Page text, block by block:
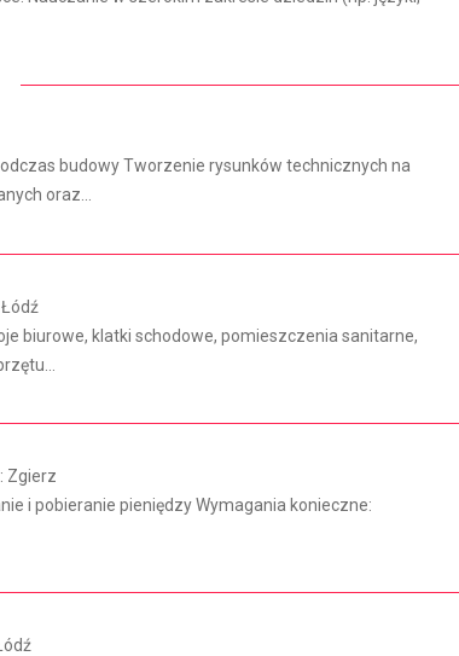
budowy Tworzenie rysunków technicznych na
oraz...
biurowe, klatki schodowe, pomieszczenia sanitarne,
Zgierz
i pobieranie pieniędzy Wymagania konieczne: